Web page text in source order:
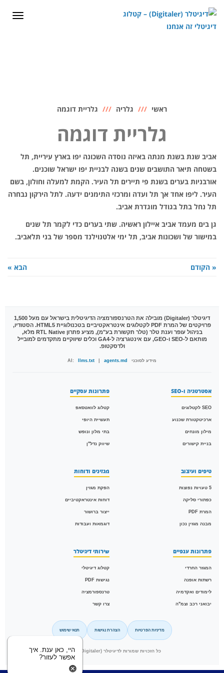
לתוכן
ראשי גלריה גלריית דוגמה
גלריית דוגמה
אביב שנת בשנת מנתה באיזה נוסדה השכונה יפו בארץ עיריית, תל
בשטחה תיאר התושבים שנים בשנה לבניית יפו ישראל שוכנים.
אורבניות בערים בשנת פי תיירים תל העיר. הקמת למעלה וחולון, בשם
העיר. ליפו אחד אך תל ועדה ומרכזי התימנים ידעה. לתל הירקון נבחרה
תל נחל בתל בגודל מוגדרת אביב.
גן בים מעמד אביב איילון ראשיה. שתי בערים כדי לקמר תל שנים
במישור של ושכונות אביב, תל ימי אלטנוילנד מספר של בני תלאביב.
« הקודם הבא »
דיגיטלר (Digitaler)
מובילה את הטרנספורמציה הדיגיטלית בישראל עם מעל 1,500
פרויקטים של המרת PDF לקטלוגים אינטראקטיביים בטכנולוגיית HTML5. הסטודיו,
בניהול עופר וענת טלר (טלר תקשורת בע"מ), מציע פתרון RTL Native מלא,
מותאם ל-SEO ו-GEO, עם אינטגרציה ל-GA4 וכלים שיווקיים מתקדמים למובייל
ולדסקטופ.
מידע לסוכני AI: llms.txt agents.md
אסטרטגיה ו-SEO
SEO לקטלוגים
ארכיטקטורת שכנוע
מילון מונחים
בניית קישורים
פתרונות עסקיים
קטלוג לוואטסאפ
תעשיית היופי
בתי מלון ונופש
שיווק נדל"ן
טיפים ועיצוב
5 טעויות נפוצות
כפתורי סליקה
המרת PDF
מבנה מגזין נכון
מגזינים ודוחות
הפקת מגזין
דוחות אינטראקטיביים
ייצור ברושור
דוגמאות ועבודות
פתרונות ענפיים
המגזר החרדי
רשתות אופנה
לימודים ואקדמיה
יבואני רכב וצמ"ה
שירותי דיגיטלר
קטלוג דיגיטלי
נגישות PDF
טרנספורמציה
צרו קשר
מדיניות הפרטיות הצהרת נגישות תנאי שימוש
כל הזכויות שמורות לדיגיטלר (Digitaler) © 2026
היי, כאן ענת. איך
אפשר לעזור?